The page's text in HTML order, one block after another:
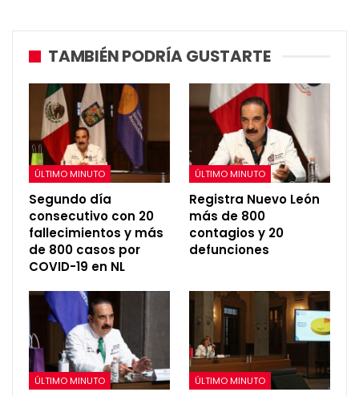
TAMBIÉN PODRÍA GUSTARTE
ÚLTIMO MINUTO
Segundo día
consecutivo con 20
fallecimientos y más
de 800 casos por
COVID-19 en NL
ÚLTIMO MINUTO
Registra Nuevo León
más de 800
contagios y 20
defunciones
ÚLTIMO MINUTO ÚLTIMO MINUTO